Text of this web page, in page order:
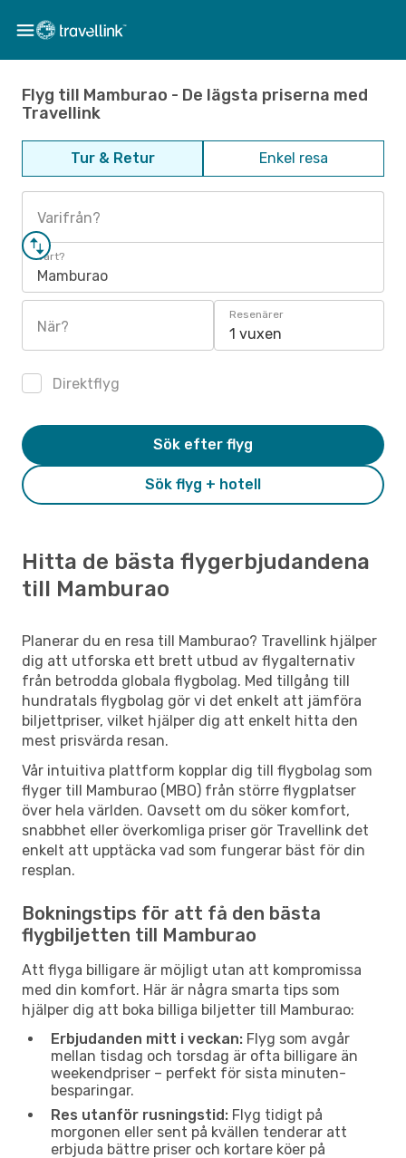
Flyg till Mamburao - De lägsta priserna med
Travellink
Tur & Retur Enkel resa
Varifrån?
Vart?
Mamburao
När?
Resenärer
1 vuxen
Direktflyg
Sök flyg + hotell
Sök efter flyg
Hitta de bästa flygerbjudandena
till Mamburao
Planerar du en resa till Mamburao? Travellink hjälper
dig att utforska ett brett utbud av flygalternativ
från betrodda globala flygbolag. Med tillgång till
hundratals flygbolag gör vi det enkelt att jämföra
biljettpriser, vilket hjälper dig att enkelt hitta den
mest prisvärda resan.
Vår intuitiva plattform kopplar dig till flygbolag som
flyger till Mamburao (MBO) från större flygplatser
över hela världen. Oavsett om du söker komfort,
snabbhet eller överkomliga priser gör Travellink det
enkelt att upptäcka vad som fungerar bäst för din
resplan.
Bokningstips för att få den bästa
flygbiljetten till Mamburao
Att flyga billigare är möjligt utan att kompromissa
med din komfort. Här är några smarta tips som
hjälper dig att boka billiga biljetter till Mamburao:
Erbjudanden mitt i veckan: Flyg som avgår
mellan tisdag och torsdag är ofta billigare än
weekendpriser – perfekt för sista minuten-
besparingar.
Res utanför rusningstid: Flyg tidigt på
morgonen eller sent på kvällen tenderar att
erbjuda bättre priser och kortare köer på